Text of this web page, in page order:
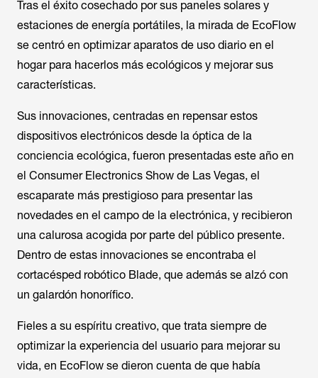
Tras el éxito cosechado por sus paneles solares y
estaciones de energía portátiles, la mirada de EcoFlow
se centró en optimizar aparatos de uso diario en el
hogar para hacerlos más ecológicos y mejorar sus
características.
Sus innovaciones, centradas en repensar estos
dispositivos electrónicos desde la óptica de la
conciencia ecológica, fueron presentadas este año en
el Consumer Electronics Show de Las Vegas, el
escaparate más prestigioso para presentar las
novedades en el campo de la electrónica, y recibieron
una calurosa acogida por parte del público presente.
Dentro de estas innovaciones se encontraba el
cortacésped robótico Blade, que además se alzó con
un galardón honorífico.
Fieles a su espíritu creativo, que trata siempre de
optimizar la experiencia del usuario para mejorar su
vida, en EcoFlow se dieron cuenta de que había